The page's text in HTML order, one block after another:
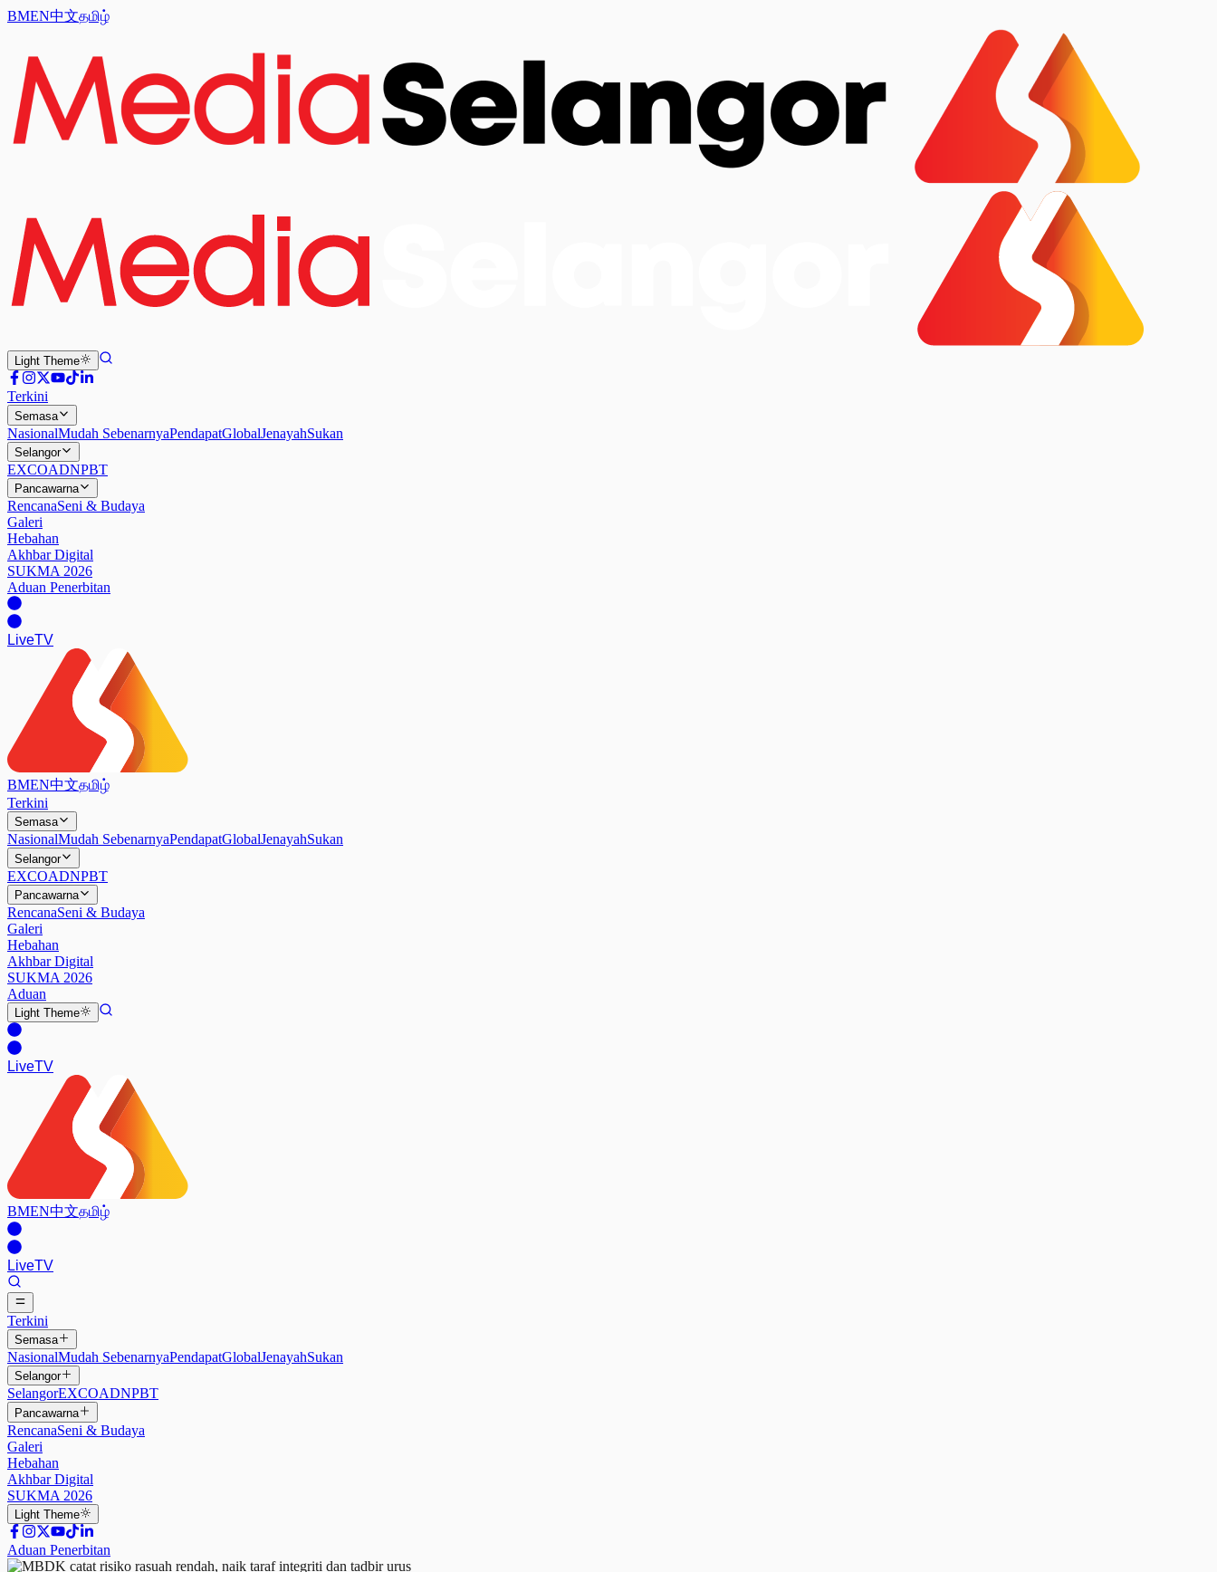
BMEN中文தமிழ்
Light Theme
Terkini
Semasa
NasionalMudah SebenarnyaPendapatGlobalJenayahSukan
Selangor
EXCOADNPBT
Pancawarna
RencanaSeni & Budaya
Galeri
Hebahan
Akhbar Digital
SUKMA 2026
Aduan Penerbitan
LiveTV
BMEN中文தமிழ்
Terkini
Semasa
NasionalMudah SebenarnyaPendapatGlobalJenayahSukan
Selangor
EXCOADNPBT
Pancawarna
RencanaSeni & Budaya
Galeri
Hebahan
Akhbar Digital
SUKMA 2026
Aduan
Light Theme
LiveTV
BMEN中文தமிழ்
LiveTV
Terkini
Semasa
NasionalMudah SebenarnyaPendapatGlobalJenayahSukan
Selangor
SelangorEXCOADNPBT
Pancawarna
RencanaSeni & Budaya
Galeri
Hebahan
Akhbar Digital
SUKMA 2026
Light Theme
Aduan Penerbitan